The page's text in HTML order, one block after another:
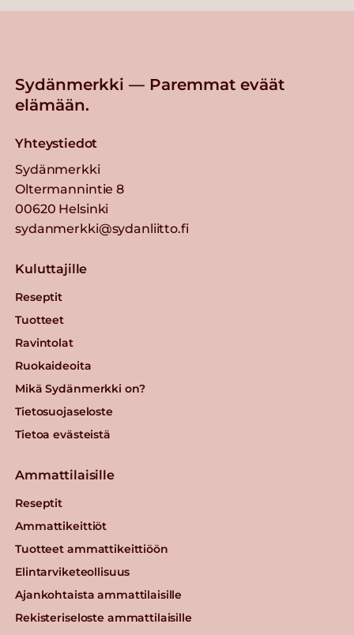
Sydänmerkki — Paremmat eväät
elämään.
Yhteystiedot
Sydänmerkki
Oltermannintie 8
00620 Helsinki
sydanmerkki@sydanliitto.fi
Kuluttajille
Reseptit
Tuotteet
Ravintolat
Ruokaideoita
Mikä Sydänmerkki on?
Tietosuojaseloste
Tietoa evästeistä
Ammattilaisille
Reseptit
Ammattikeittiöt
Tuotteet ammattikeittiöön
Elintarviketeollisuus
Ajankohtaista ammattilaisille
Rekisteriseloste ammattilaisille